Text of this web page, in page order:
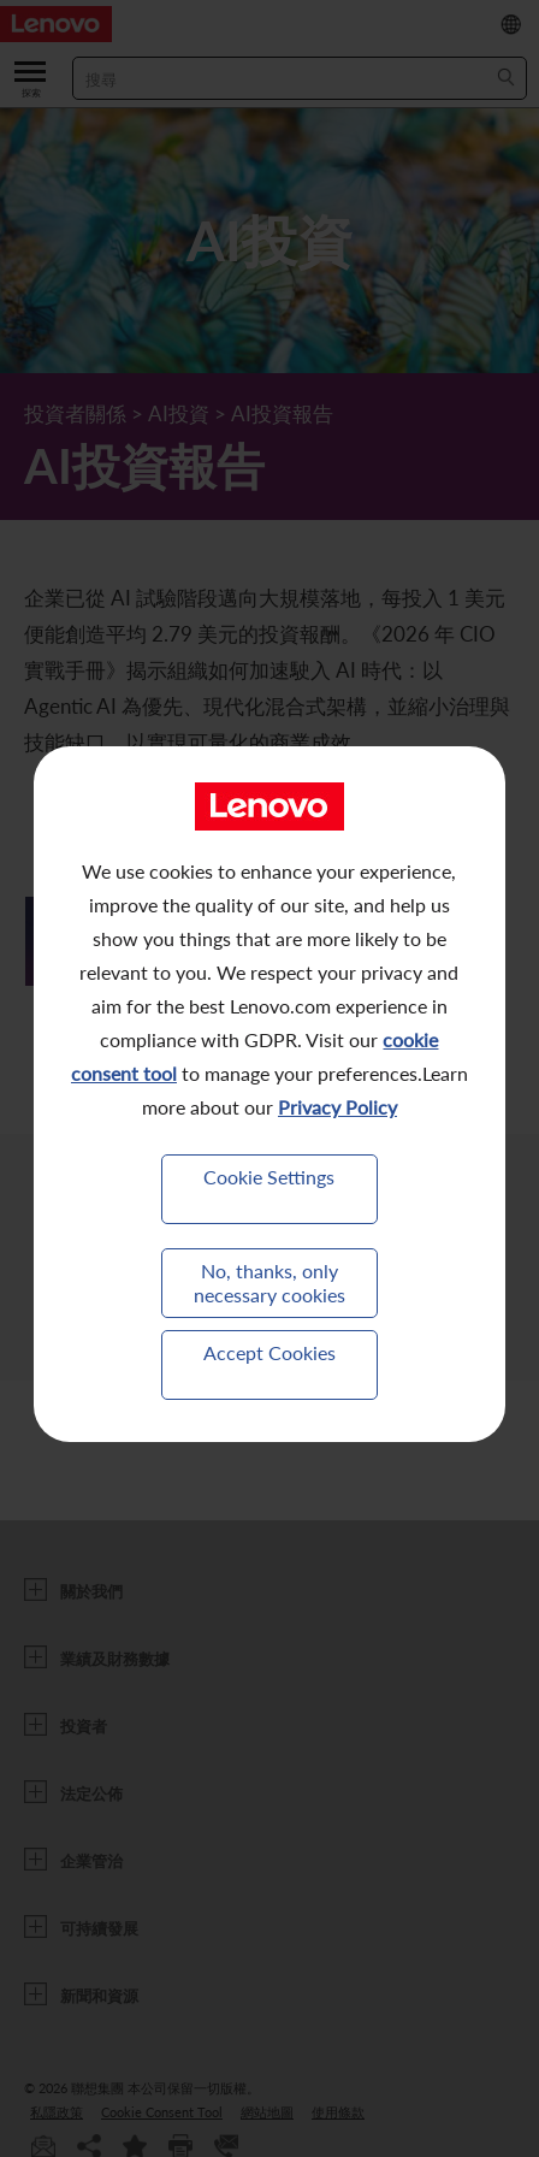
We use cookies to enhance your experience,
improve the quality of our site, and help us
show you things that are more likely to be
relevant to you. We respect your privacy and
aim for the best Lenovo.com experience in
compliance with GDPR. Visit ourcookie
consent toolto manage your preferences.Learn
more about our Privacy Policy
Cookie Settings
No, thanks, only
necessary cookies
Accept Cookies
關於公司
董事長兼首席執行官報告書
管理團隊 (英文版)
公司資料
Lenovo.com
公司新聞
業績及財務數據
業績及推介材料
綜合損益表
綜合全面收益表
綜合資產負債表
股票資料
股價資訊
新投資者
投資者活動年曆
主要企業行動
股息資料
分析師資料
股東結構
獎項與嘉許
股東通訊政策
法定公佈
最新消息
年報/中期報告
公告
致登記股東函件
致非登記股東函件
股東會委任表格
網上股東大會操作指引
公告 (補發已遺失的股份證明書)
附屬公司董事名單
企業管治
董事會
董事委員會
組織章程細則
可持續發展
董事會對環境、社會及管治事宜的監管
綠色債券
聯合國可持續發展目標
社會責任網站 (英文版)
新聞和資源
EN
/
简
AI投資
投資者關係 > AI投資 > AI投資報告
AI投資報告
企業已從 AI 試驗階段邁向大規模落地，每投入 1 美元
便能創造平均 2.79 美元的投資報酬。《2026 年 CIO
實戰手冊》揭示組織如何加速駛入 AI 時代：以
Agentic AI 為優先、現代化混合式架構，並縮小治理與
技能缺口，以實現可量化的商業成效。
2026 年 CIO 實戰
手冊：企業級 AI
競賽
填寫表格下載
資訊圖表
CIO 2026年實
CIO 2025年戰
關於我們
業績及財務數據
投資者
法定公佈
企業管治
可持續發展
新聞和資源
© 2026 聯想集團 本公司保留一切版權。
私隱政策
Cookie Consent Tool 網站地圖 使用條款